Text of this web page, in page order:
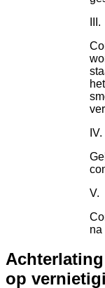
na
op